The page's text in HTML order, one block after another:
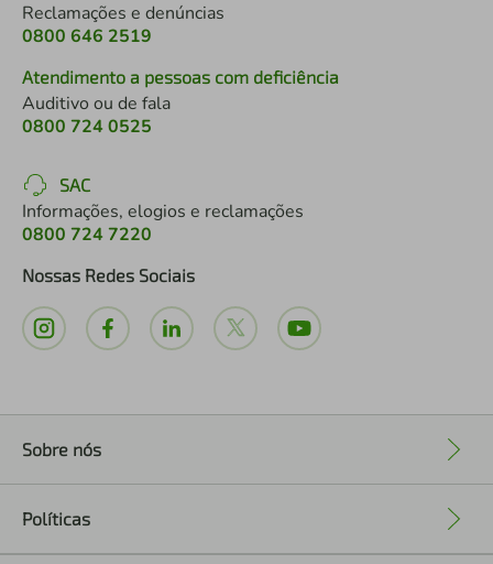
Reclamações e denúncias
0800 646 2519
Atendimento a pessoas com deficiência
Auditivo ou de fala
0800 724 0525
SAC
Informações, elogios e reclamações
0800 724 7220
Nossas Redes Sociais
Sobre nós
Políticas